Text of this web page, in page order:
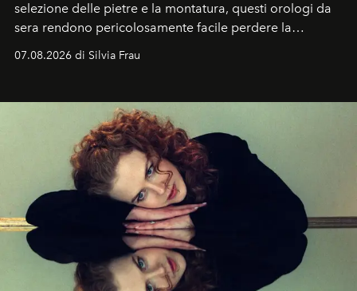
selezione delle pietre e la montatura, questi orologi da
sera rendono pericolosamente facile perdere la
cognizione del tempo. Ma con quadranti così
07.08.2026 di Silvia Frau